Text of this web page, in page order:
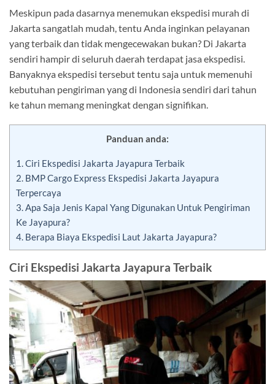
Meskipun pada dasarnya menemukan ekspedisi murah di
Jakarta sangatlah mudah, tentu Anda inginkan pelayanan
yang terbaik dan tidak mengecewakan bukan? Di Jakarta
sendiri hampir di seluruh daerah terdapat jasa ekspedisi.
Banyaknya ekspedisi tersebut tentu saja untuk memenuhi
kebutuhan pengiriman yang di Indonesia sendiri dari tahun
ke tahun memang meningkat dengan signifikan.
Panduan anda:
1.Ciri Ekspedisi Jakarta Jayapura Terbaik
2. BMP Cargo Express Ekspedisi Jakarta Jayapura
Terpercaya
3.Apa Saja Jenis Kapal Yang Digunakan Untuk Pengiriman
Ke Jayapura?
4. Berapa Biaya Ekspedisi Laut Jakarta Jayapura?
Ciri Ekspedisi Jakarta Jayapura Terbaik